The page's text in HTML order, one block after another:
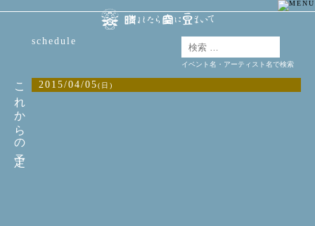
これからの予定
schedule
2015/04/05(日)
イベント名・アーティスト名で検索